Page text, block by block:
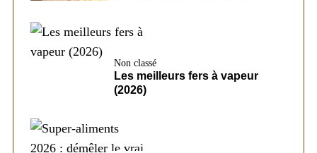
Non classé
Les meilleurs fers à vapeur
(2026)